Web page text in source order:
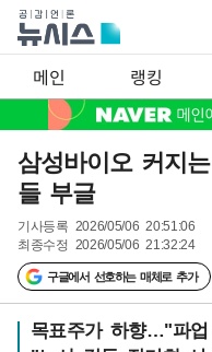
메인 랭킹
삼성바이오 커지
들 부글
기사등록 2026/05/06 20:51:06
최종수정 2026/05/06 21:32:24
구글에서 선호하는 매체로 추가
목표주가 하향…"파